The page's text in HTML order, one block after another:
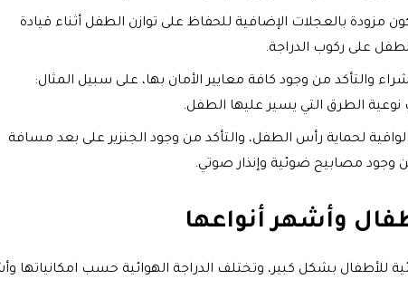
مزودة بالعجلات الإضافية للحفاظ على توازن الطفل أثناء قيادة
على ركوب الدراجة.
والتأكد من وجود كافة معايير الأمان بها، على سبيل المثال:
الطرق التي يسير عليها الطفل.
لحماية رأس الطفل، والتأكد من وجود الجنزير على بعد مسافة
وجود مصابيح ضوئية وإنذار صوتي.
وأشهر أنواعها
للأطفال بشكل كبير، وتختلف الدراجة الهوائية حسب امكانياتها